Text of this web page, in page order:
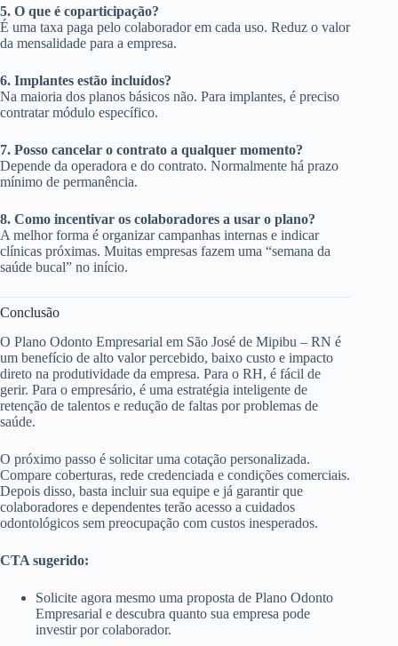
5. O que é coparticipação?
É uma taxa paga pelo colaborador em cada uso. Reduz o valor
da mensalidade para a empresa.
6. Implantes estão incluídos?
Na maioria dos planos básicos não. Para implantes, é preciso
contratar módulo específico.
7. Posso cancelar o contrato a qualquer momento?
Depende da operadora e do contrato. Normalmente há prazo
mínimo de permanência.
8. Como incentivar os colaboradores a usar o plano?
A melhor forma é organizar campanhas internas e indicar
clínicas próximas. Muitas empresas fazem uma “semana da
saúde bucal” no início.
Conclusão
O Plano Odonto Empresarial em São José de Mipibu – RN é
um benefício de alto valor percebido, baixo custo e impacto
direto na produtividade da empresa. Para o RH, é fácil de
gerir. Para o empresário, é uma estratégia inteligente de
retenção de talentos e redução de faltas por problemas de
saúde.
O próximo passo é solicitar uma cotação personalizada.
Compare coberturas, rede credenciada e condições comerciais.
Depois disso, basta incluir sua equipe e já garantir que
colaboradores e dependentes terão acesso a cuidados
odontológicos sem preocupação com custos inesperados.
CTA sugerido:
Solicite agora mesmo uma proposta de Plano Odonto
Empresarial e descubra quanto sua empresa pode
investir por colaborador.